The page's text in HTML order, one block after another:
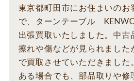
東京都町田市にお住まいのお
で、ターンテーブル
出張買取いたしました。中古
擦れや傷などが見られました
で買取させていただきました
ある場合でも、部品取りや修